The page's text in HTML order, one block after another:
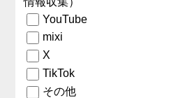
YouTube
mixi
X
TikTok
その他